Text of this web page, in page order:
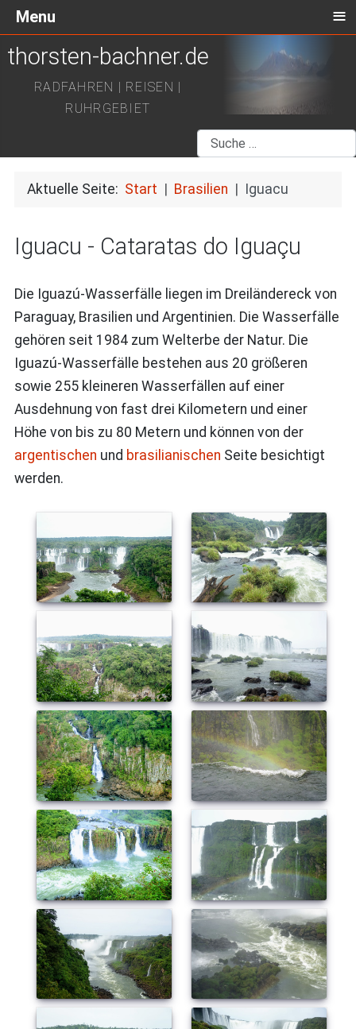
thorsten-bachner.de
RADFAHREN | REISEN |
RUHRGEBIET
Suchen
Aktuelle Seite: Start Brasilien Iguacu
Iguacu - Cataratas do Iguaçu
Die Iguazú-Wasserfälle liegen im Dreiländereck von
Paraguay, Brasilien und Argentinien. Die Wasserfälle
gehören seit 1984 zum Welterbe der Natur. Die
Iguazú-Wasserfälle bestehen aus 20 größeren
sowie 255 kleineren Wasserfällen auf einer
Ausdehnung von fast drei Kilometern und einer
Höhe von bis zu 80 Metern und können von der
argentischen und brasilianischen Seite besichtigt
werden.
Menu ≡